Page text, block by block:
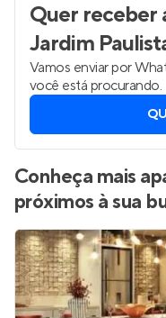
Quer receber
Jardim
Vamos enviar por
você está procurando.
Conheça mais
próximos à sua